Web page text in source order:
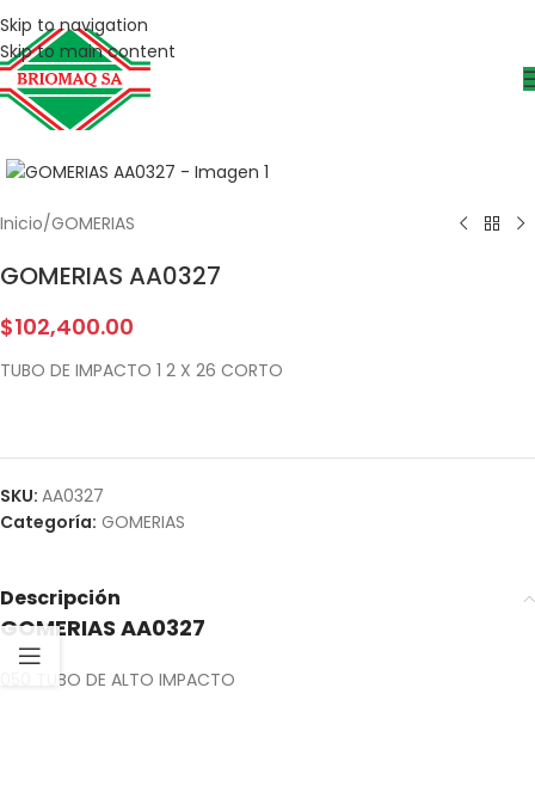
Skip to navigation
Skip to main content
Inicio/GOMERIAS
GOMERIAS AA0327
$102,400.00
TUBO DE IMPACTO 1 2 X 26 CORTO
SKU: AA0327
Categoría: GOMERIAS
Descripción
GOMERIAS AA0327
050 TUBO DE ALTO IMPACTO